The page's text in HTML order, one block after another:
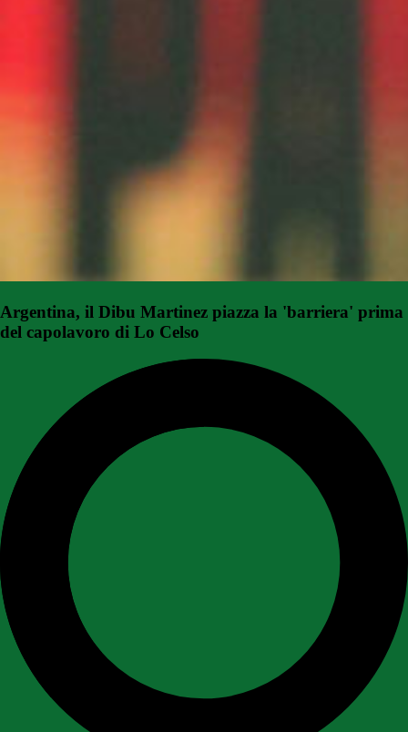
Argentina, il Dibu Martinez piazza la 'barriera' prima
del capolavoro di Lo Celso